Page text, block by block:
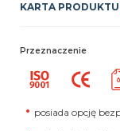
KARTA PRODUKTU
Przeznaczenie
posiada opcję